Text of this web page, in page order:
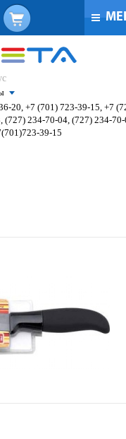
20, +7 (701) 723-39-15, +7
(727) 234-70-04, (727) 234-
39-15